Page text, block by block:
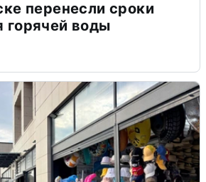
перенесли сроки
горячей воды